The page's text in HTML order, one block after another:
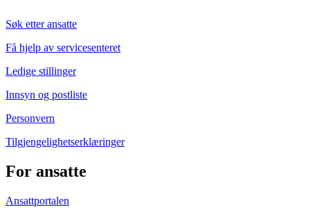
Søk etter ansatte
Få hjelp av servicesenteret
Ledige stillinger
Innsyn og postliste
Personvern
Tilgjengelighetserklæringer
For ansatte
Ansattportalen